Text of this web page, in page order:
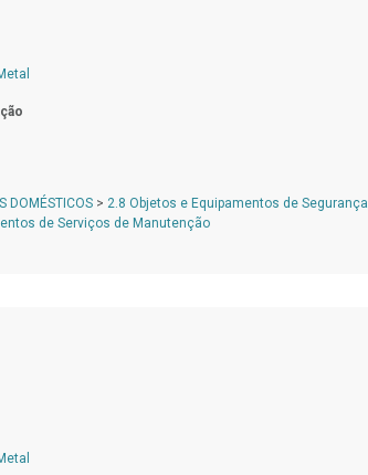
DOMÉSTICOS > 2.8 Objetos e Equipamentos de Segurança
de Serviços de Manutenção